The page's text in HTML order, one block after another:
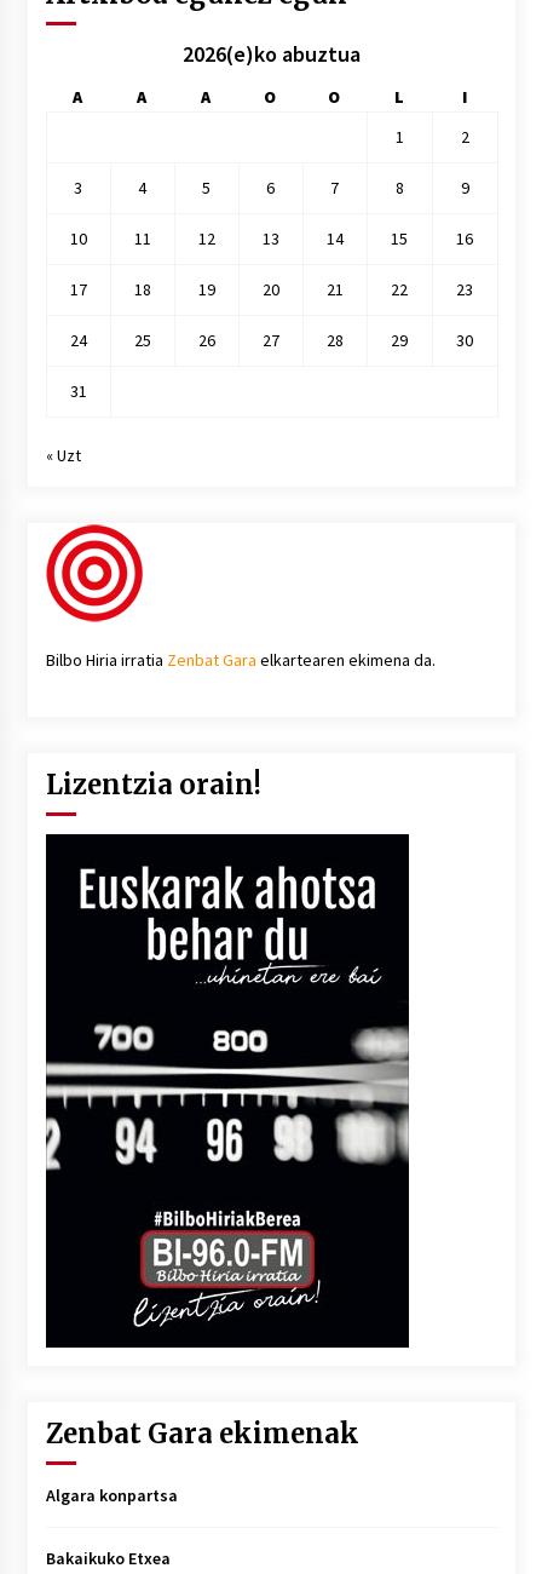
2026(e)ko abuztua
A A A O O L
I
1
2
3 4 5 6 7 8 9
10 11 12 13 14 15 16
17 18 19 20 21 22 23
24 25 26 27 28 29 30
31
« Uzt
Bilbo Hiria irratia Zenbat Gara elkartearen ekimena da.
Lizentzia orain!
Zenbat Gara ekimenak
Algara konpartsa
Bakaikuko Etxea